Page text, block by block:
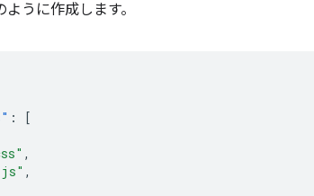
うに作成します。
:
[
,
,